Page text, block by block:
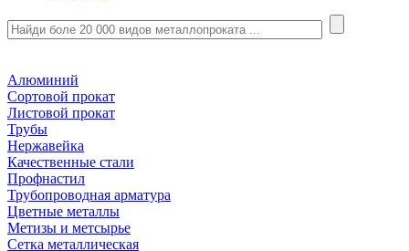
Алюминий
Сортовой прокат
Листовой прокат
Трубы
Нержавейка
Качественные стали
Профнастил
Трубопроводная арматура
Цветные металлы
Метизы и метсырье
Сетка металлическая